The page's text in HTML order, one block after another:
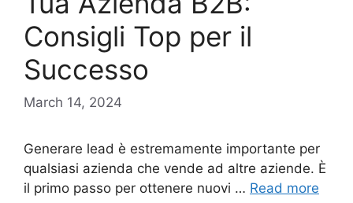
Consigli Top per il
Successo
March 14, 2024
Generare lead è estremamente importante per
qualsiasi azienda che vende ad altre aziende. È
il primo passo per ottenere nuovi … Read more